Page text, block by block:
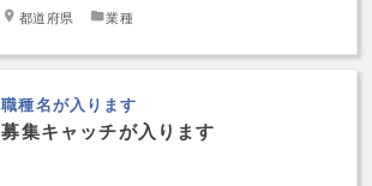
都道府県 業種
職種名が入ります
募集キャッチが入ります